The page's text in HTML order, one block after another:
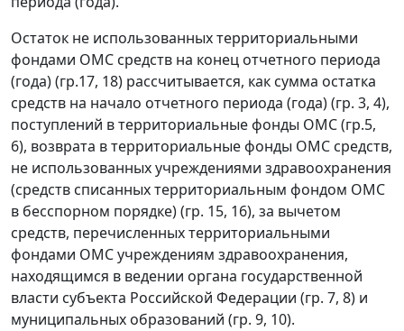
Остаток не использованных территориальными
фондами ОМС средств на конец отчетного периода
(года) (гр.17, 18) рассчитывается, как сумма остатка
средств на начало отчетного периода (года) (гр. 3, 4),
поступлений в территориальные фонды ОМС (гр.5,
6), возврата в территориальные фонды ОМС средств,
не использованных учреждениями здравоохранения
(средств списанных территориальным фондом ОМС
в бесспорном порядке) (гр. 15, 16), за вычетом
средств, перечисленных территориальными
фондами ОМС учреждениям здравоохранения,
находящимся в ведении органа государственной
власти субъекта Российской Федерации (гр. 7, 8) и
муниципальных образований (гр. 9, 10).